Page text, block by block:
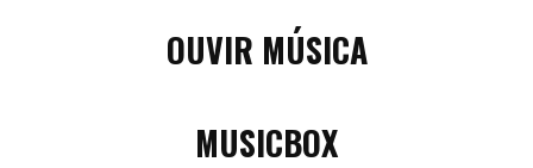
OUVIR MÚSICA
MUSICBOX